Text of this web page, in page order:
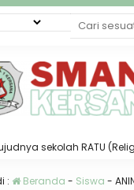
sekolah RATU
: Beranda - Siswa -